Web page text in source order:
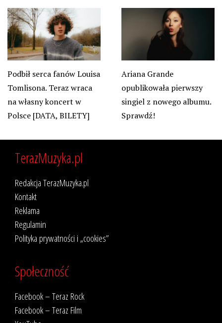
Podbił serca fanów Louisa
Tomlisona. Teraz wraca
na własny koncert w
Polsce [DATA, BILETY]
Ariana Grande
opublikowała pierwszy
singiel z nowego albumu.
Sprawdź!
TerazMuzyka.pl
Redakcja TerazMuzyka.pl
Kontakt
Reklama
Regulamin
Polityka prywatności i „cookies”
Społeczność
Facebook – Teraz Rock
Facebook – Teraz Film